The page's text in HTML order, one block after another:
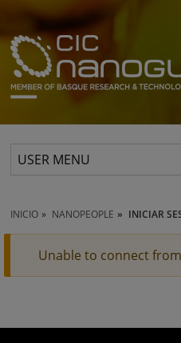
USER MENU
INICIO NANOPEOPLE INICIAR
Unable to connect